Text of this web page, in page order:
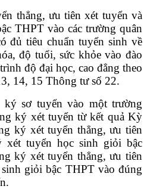
thẳng, ưu tiên xét tuyển và
THPT vào các trường quân
đủ tiêu chuẩn tuyển sinh về
độ tuổi, sức khỏe vào đào
độ đại học, cao đẳng theo
14, 15 Thông tư số 22.
sơ tuyển vào một trường
ký xét tuyển từ kết quả Kỳ
ký xét tuyển thẳng, ưu tiên
xét tuyển học sinh giỏi bậc
ký xét tuyển thẳng, ưu tiên
giỏi bậc THPT vào đúng